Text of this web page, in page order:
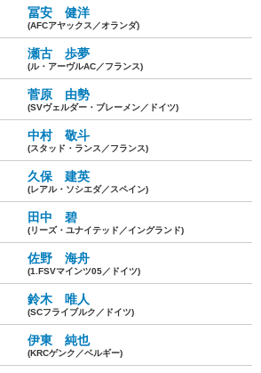
冨安 健洋
(AFCアヤックス／オランダ)
瀬古 歩夢
(ル・アーヴルAC／フランス)
菅原 由勢
(SVヴェルダー・ブレーメン／ドイツ)
中村 敬斗
(スタッド・ランス／フランス)
久保 建英
(レアル・ソシエダ／スペイン)
田中 碧
(リーズ・ユナイテッド／イングランド)
佐野 海舟
(1.FSVマインツ05／ドイツ)
鈴木 唯人
(SCフライブルク／ドイツ)
伊東 純也
(KRCゲンク／ベルギー)